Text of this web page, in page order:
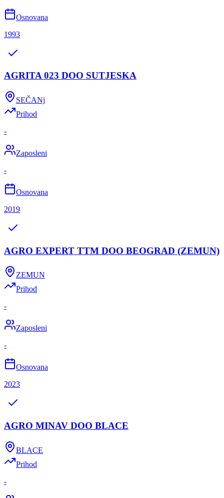
Osnovana
1993
AGRITA 023 DOO SUTJESKA
SEČANj
Prihod
-
Zaposleni
-
Osnovana
2019
AGRO EXPERT TTM DOO BEOGRAD (ZEMUN)
ZEMUN
Prihod
-
Zaposleni
-
Osnovana
2023
AGRO MINAV DOO BLACE
BLACE
Prihod
-